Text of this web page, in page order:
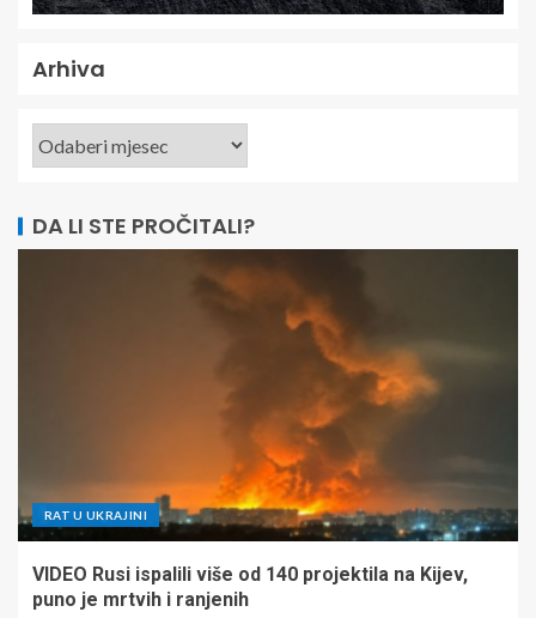
Arhiva
DA LI STE PROČITALI?
RAT U UKRAJINI
VIDEO Rusi ispalili više od 140 projektila na Kijev,
puno je mrtvih i ranjenih